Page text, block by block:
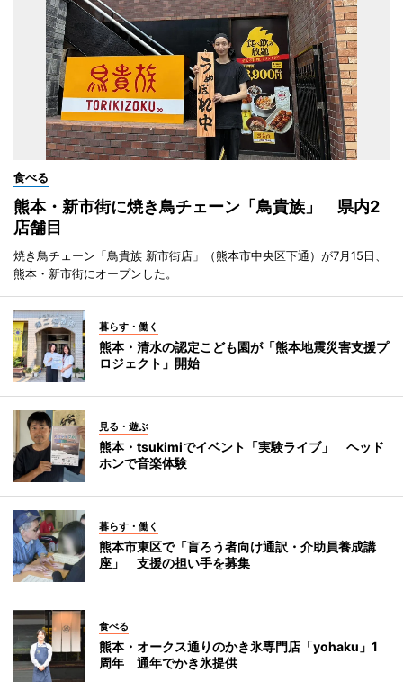
食べる
熊本・新市街に焼き鳥チェーン「鳥貴族」 県内2
店舗目
焼き鳥チェーン「鳥貴族 新市街店」（熊本市中央区下通）が7月15日、
熊本・新市街にオープンした。
暮らす・働く
熊本・清水の認定こども園が「熊本地震災害支援プ
ロジェクト」開始
見る・遊ぶ
熊本・tsukimiでイベント「実験ライブ」 ヘッド
ホンで音楽体験
暮らす・働く
熊本市東区で「盲ろう者向け通訳・介助員養成講
座」 支援の担い手を募集
食べる
熊本・オークス通りのかき氷専門店「yohaku」1
周年 通年でかき氷提供